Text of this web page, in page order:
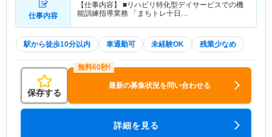
仕事内容
【仕事内容】 ■リハビリ特化型デイサービスでの機
能訓練指導業務 「まちトレ十日…
駅から徒歩10分以内 車通勤可 未経験OK 残業少なめ
保存する
最新の募集状況を問い合わせる
詳細を見る